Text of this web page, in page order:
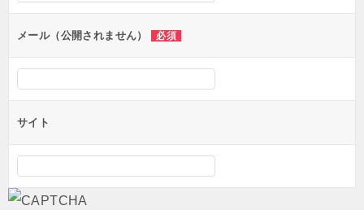
ンメール（公開されません） 必須
サイト